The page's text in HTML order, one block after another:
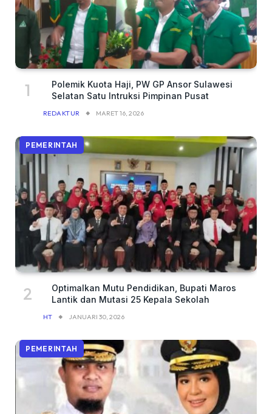
Polemik Kuota Haji, PW GP Ansor Sulawesi
Selatan Satu Intruksi Pimpinan Pusat
REDAKTUR MARET 16, 2026
PEMERINTAH
Optimalkan Mutu Pendidikan, Bupati Maros
Lantik dan Mutasi 25 Kepala Sekolah
HT JANUARI 30, 2026
PEMERINTAH